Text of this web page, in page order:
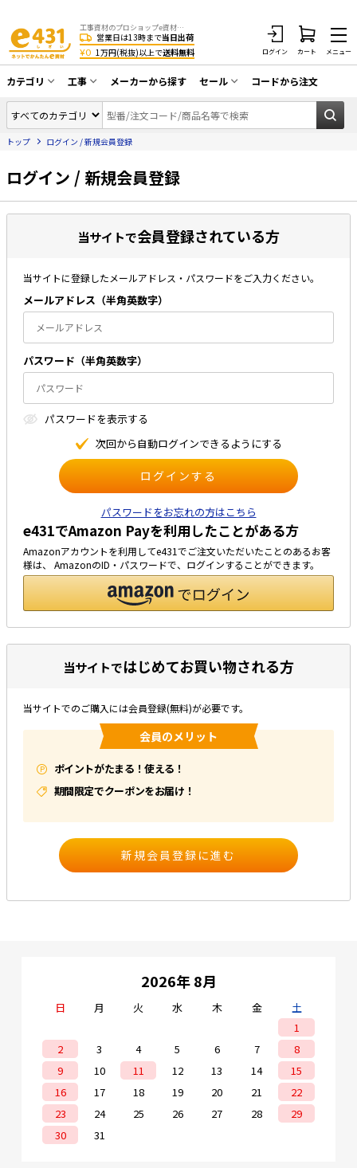
工事資材のプロショップe資材 CATV・アンテナ・防犯・光・LAN・電気・空調工事など
営業日は13時まで当日出荷
¥0 1万円(税抜)以上で送料無料 ログイン カート メニュー
カテゴリ
同軸ケーブル／テレビ用接栓／関連工具
アンテナ・取付金具・ブースター／CATV
配線補助具（モール・結束バンド・テー
プ類 他）
HDMIケーブル・周辺機器／RCAケーブル
光ファイバー・融着接続機関連
LANケーブル・コネクタ・関連資材/機器
ネットワーク機器
エアコン・換気扇・空調資材
太陽光発電ケーブル・コネクタ・関連資
材/機器
電源ケーブル／コネクタ／分電盤／ブレ
照明・照明器具
電源タップ・延長コード
スイッチ・コンセント（配線器具）
PF管/FEP管/CD管/情報線保護管
ボックス・ビニル電線管付属品・引き込
工具関連
その他
e431オリジナル
暑さ対策
販売終了品
工事
CATV・アンテナ工事
光工事・FTTH工事
エアコン・換気扇工事
防犯カメラ工事
LAN配線工事
電気配管工事
メーカーから探す セール
在庫一掃セール
コードから注文
トップ ログイン / 新規会員登録
ログイン / 新規会員登録
当サイトで会員登録されている方
当サイトに登録したメールアドレス・パスワードをご入力ください。
メールアドレス（半⾓英数字）
パスワード（半⾓英数字）
パスワードを表⽰する
次回から⾃動ログインできるようにする
パスワードをお忘れの方はこちら
e431でAmazon Payを利用したことがある方
Amazonアカウントを利用してe431でご注文いただいたことのあるお客
様は、 AmazonのID・パスワードで、ログインすることができます。
当サイトではじめてお買い物される方
当サイトでのご購入には会員登録(無料)が必要です。
会員のメリット
ポイントがたまる！使える！
期間限定でクーポンをお届け！
2026年 8月
日 月 火 水 木 金
土
1
2
3 4 5 6 7
8
9
10 11 12 13 14
15
16
17 18 19 20 21
22
23
24 25 26 27 28
29
30
31